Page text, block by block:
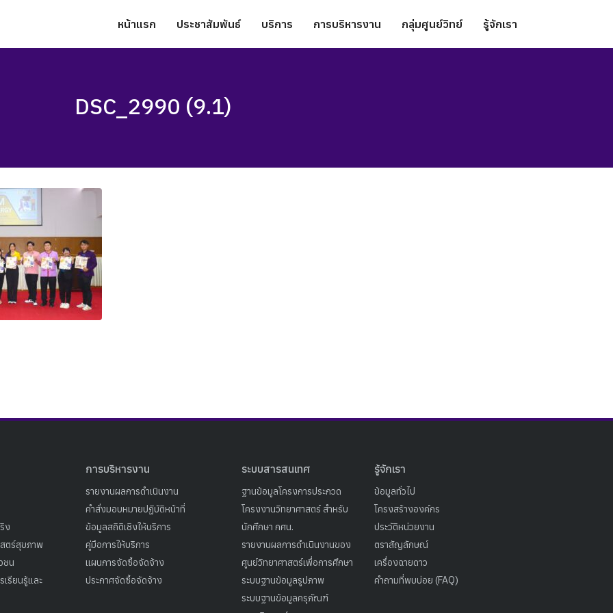
หน้าแรก ประชาสัมพันธ์ บริการ การบริหารงาน กลุ่มศูนย์วิทย์ รู้จักเรา
DSC_2990 (9.1)
ง
ตร์สุขภาพ
ชน
เรียนรู้และ
การบริหารงาน
รายงานผลการดำเนินงาน
คำสั่งมอบหมายปฏิบัติหน้าที่
ข้อมูลสถิติเชิงให้บริการ
คู่มือการให้บริการ
แผนการจัดซื้อจัดจ้าง
ประกาศจัดซื้อจัดจ้าง
ระบบสารสนเทศ
ฐานข้อมูลโครงการประกวด
โครงงานวิทยาศาสตร์ สำหรับ
นักศึกษา กศน.
รายงานผลการดำเนินงานของ
ศูนย์วิทยาศาสตร์เพื่อการศึกษา
ระบบฐานข้อมูลรูปภาพ
ระบบฐานข้อมูลครุภัณฑ์
รู้จักเรา
ข้อมูลทั่วไป
โครงสร้างองค์กร
ประวัติหน่วยงาน
ตราสัญลักษณ์
เครื่องฉายดาว
คำถามที่พบบ่อย (FAQ)